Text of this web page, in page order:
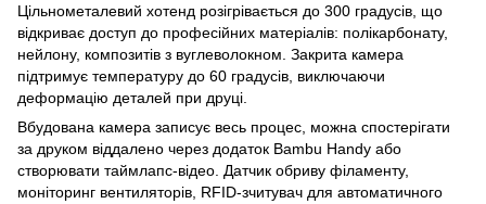
Цільнометалевий хотенд розігрівається до 300 градусів, що
відкриває доступ до професійних матеріалів: полікарбонату,
нейлону, композитів з вуглеволокном. Закрита камера
підтримує температуру до 60 градусів, виключаючи
деформацію деталей при друці.
Вбудована камера записує весь процес, можна спостерігати
за друком віддалено через додаток Bambu Handy або
створювати таймлапс-відео. Датчик обриву філаменту,
моніторинг вентиляторів, RFID-зчитувач для автоматичного